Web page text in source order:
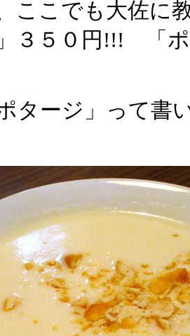
ここでも大佐に
３５０円!!! 「
タージ」って書